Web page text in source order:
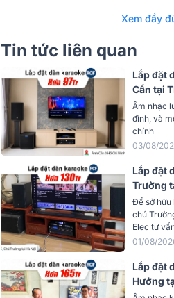
55
Cường độ phát âm
cực đại
Trở kháng 8
Góc phủ âm (Ngang x
Dọc)
90° x
Kiểu loa
Số đường tiếng 2
Dáng loa Loa
Ứng dụng mở rộng
Màu sắc
Đen
Xem đầy
Tin tức liên quan
Lắp đặt
Cần tại
JBL
Âm nhạc
đình, và
chính
03/08/
Lắp đặt
Trường
JBL
Để sở hữu
chú
Elec tư
01/08/
Lắp đặt
Hưởng
2.5K,